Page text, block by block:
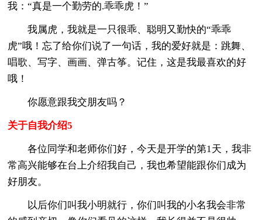
我：“真是一个勤劳的.乖乖虎！”
我属虎，我就是一只很乖、聪明又勤快的“乖乖
虎”哦！忘了给你们说了一句话，我的爱好就是：跳舞、
唱歌、写字、画画、弹古筝。记住，这是我最喜欢的好
哦！
你愿意跟我交朋友吗？
关于自我介绍5
各位同学和老师你们好，今天是开学的第1天，我非
常高兴能够在台上介绍我自己，我也希望能跟你们成为
好朋友。
以后你们叫我小明就行，你们叫我的小名我会非常